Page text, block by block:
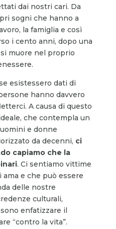
dai nostri cari. Da
sogni che hanno a
la famiglia e così
i cento anni, dopo una
muore nel proprio
esistessero dati di
hanno davvero
A causa di questo
che contempla un
e donne
da decenni, ci
capiamo che la
. Ci sentiamo vittime
ama e che può essere
delle nostre
culturali,
enfatizzare il
“contro la vita”.